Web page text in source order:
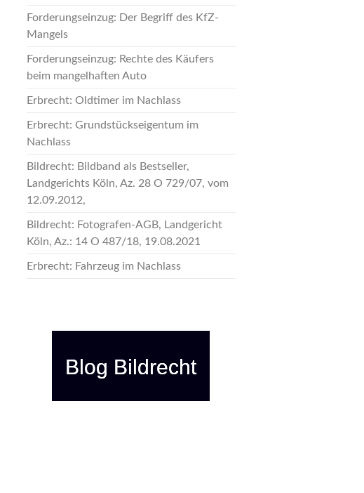
Forderungseinzug: Der Begriff des KfZ-
Mangels
Forderungseinzug: Rechte des Käufers
beim mangelhaften Auto
Erbrecht: Oldtimer im Nachlass
Erbrecht: Grundstückseigentum im
Nachlass
Bildrecht: Bildband als Bestseller,
Landgerichts Köln, Az. 28 O 729/07, vom
12.09.2012,
Bildrecht: Fotografen-AGB, Landgericht
Köln, Az.: 14 O 487/18, 19.08.2021
Erbrecht: Fahrzeug im Nachlass
Blog Bildrecht